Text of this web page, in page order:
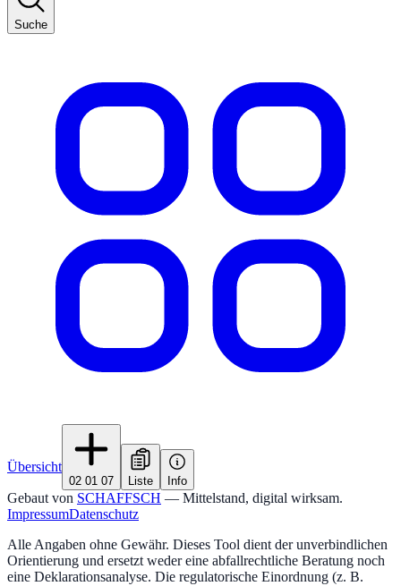
Suche
Übersicht
02 01 07 Liste Info
Gebaut von SCHAFFSCH — Mittelstand, digital wirksam.
ImpressumDatenschutz
Alle Angaben ohne Gewähr. Dieses Tool dient der unverbindlichen
Orientierung und ersetzt weder eine abfallrechtliche Beratung noch
eine Deklarationsanalyse. Die regulatorische Einordnung (z. B.